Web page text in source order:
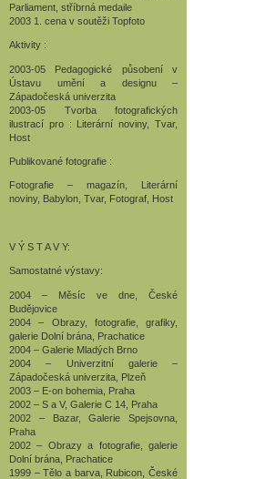
Parliament, stříbrná medaile
2003 1. cena v soutěži Topfoto
Aktivity :
2003-05 Pedagogické působení v
Ústavu umění a designu –
Západočeská univerzita
2003-05 Tvorba fotografických
ilustrací pro : Literární noviny, Tvar,
Host
Publikované fotografie :
Fotografie – magazín, Literární
noviny, Babylon, Tvar, Fotograf, Host
V Ý S T A V Y:
Samostatné výstavy:
2004 – Měsíc ve dne, České
Budějovice
2004 – Obrazy, fotografie, grafiky,
galerie Dolní brána, Prachatice
2004 – Galerie Mladých Brno
2004 – Univerzitní galerie –
Západočeská univerzita, Plzeň
2003 – E-on bohemia, Praha
2002 – S a V, Galerie C 14, Praha
2002 – Bazar, Galerie Spejsovna,
Praha
2002 – Obrazy a fotografie, galerie
Dolní brána, Prachatice
1999 – Tělo a barva, Rubicon, České